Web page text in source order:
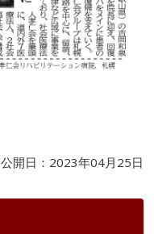
公開日：2023年04月25日